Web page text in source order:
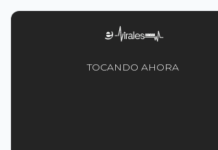
TOCANDO AHORA